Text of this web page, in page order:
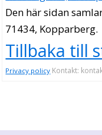
Den här sidan
71434, Kopparberg.
Tillbaka till
Privacy policy Kontakt: